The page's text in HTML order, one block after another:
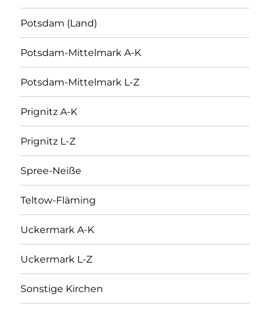
Potsdam (Land)
Potsdam-Mittelmark A-K
Potsdam-Mittelmark L-Z
Prignitz A-K
Prignitz L-Z
Spree-Neiße
Teltow-Fläming
Uckermark A-K
Uckermark L-Z
Sonstige Kirchen